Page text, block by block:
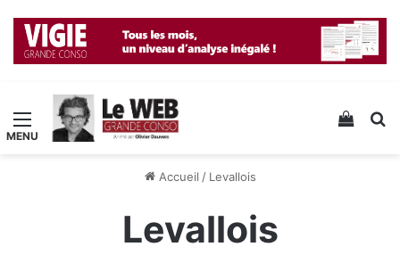
Menu Voir
Accueil / Levallois
Levallois